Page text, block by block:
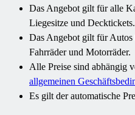
Das Angebot gilt für alle
Liegesitze und Decktickets.
Das Angebot gilt für
Fahrräder und Motorräder.
Alle Preise sind abhängig
allgemeinen
Es gilt der automatische